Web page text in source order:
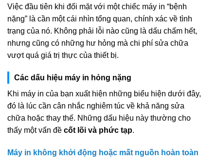
Việc đầu tiên khi đối mặt với một chiếc máy in “bệnh
nặng” là cần một cái nhìn tổng quan, chính xác về tình
trạng của nó. Không phải lỗi nào cũng là dấu chấm hết,
nhưng cũng có những hư hỏng mà chi phí sửa chữa
vượt quá giá trị thực của thiết bị.
Các dấu hiệu máy in hỏng nặng
Khi máy in của bạn xuất hiện những biểu hiện dưới đây,
đó là lúc cần cân nhắc nghiêm túc về khả năng sửa
chữa hoặc thay thế. Những dấu hiệu này thường cho
thấy một vấn đề cốt lõi và phức tạp.
Máy in không khởi động hoặc mất nguồn hoàn toàn